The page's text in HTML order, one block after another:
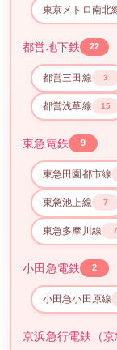
東京メトロ南北
都営地下鉄 22
都営三田線 3
都営浅草線 15
東急電鉄 9
東急田園都市線
東急池上線 7
東急多摩川線 7
小田急電鉄 2
小田急小田原線
京浜急行電鉄（